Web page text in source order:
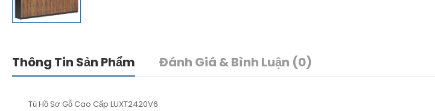
Thông Tin Sản Phẩm Đánh Giá & Bình Luận (0)
Tủ Hồ Sơ Gỗ Cao Cấp LUXT2420V6